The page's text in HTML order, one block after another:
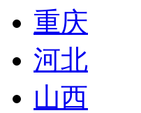
重庆
河北
山西